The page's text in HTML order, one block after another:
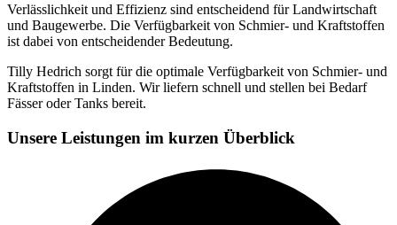
Verlässlichkeit und Effizienz sind entscheidend für Landwirtschaft
und Baugewerbe. Die Verfügbarkeit von Schmier- und Kraftstoffen
ist dabei von entscheidender Bedeutung.
Tilly Hedrich sorgt für die optimale Verfügbarkeit von Schmier- und
Kraftstoffen in Linden. Wir liefern schnell und stellen bei Bedarf
Fässer oder Tanks bereit.
Unsere Leistungen im kurzen Überblick​